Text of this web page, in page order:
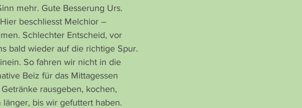
mehr. Gute Besserung Urs.
beschliesst Melchior –
Schlechter Entscheid, vor
bald wieder auf die richtige Spur.
So fahren wir nicht in die
Beiz für das Mittagessen
rausgeben, kochen,
bis wir gefuttert haben.